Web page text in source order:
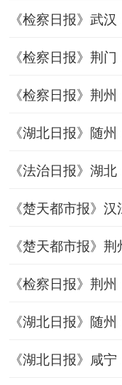
《检察日报》武
《检察日报》荆
《检察日报》荆
《湖北日报》随
《法治日报》湖
《楚天都市报》
《楚天都市报》
《检察日报》荆
《湖北日报》随
《湖北日报》咸